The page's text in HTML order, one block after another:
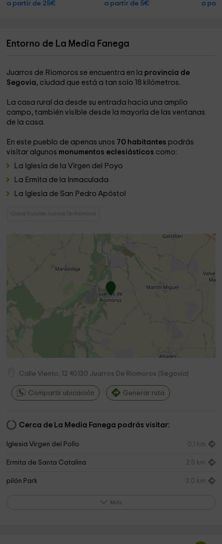
a partir de 25€ a partir de 5€ a
Entorno de La Media Fanega
Juarros de Riomoros se encuentra en la provincia de
Segovia, ciudad que está a tan solo 18 kilómetros.
La casa rural da desde su entrada hacia una amplio
campo, también visible desde la mayoría de las ventanas
de la casa.
En este pueblo de apenas unos 70 habitantes podrás
visitar algunos monumentos eclesiásticos como:
La Iglesia de la Virgen del Poyo
La Ermita de la Inmaculada
La Iglesia de San Pedro Apóstol
Casas Rurales Juarros De Riomoros
Calle Viento, 12 40130 Juarros De Riomoros (Segovia)
Compartir ubicación Generar ruta
Cerca de La Media Fanega podrás visitar:
Iglesia Virgen del Pollo 0,1 km
Ermita de Santa Catalina 2,5 km
pilón Park 3,0 km
Ayuntamiento de Martín Miguel Más